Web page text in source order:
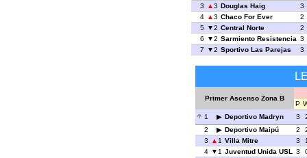
3
3 Douglas Haig
3
4
3 Chaco For Ever
2
5
2 Central Norte
2
6
2 Sarmiento Resistencia 3
7
2 Sportivo Las Parejas 3
Primer Ascenso Zona B
P
1
Deportivo Madryn 3
2
Deportivo Maipú 2
3
1 Villa Mitre 3
4
1 Juventud Unida USL 3